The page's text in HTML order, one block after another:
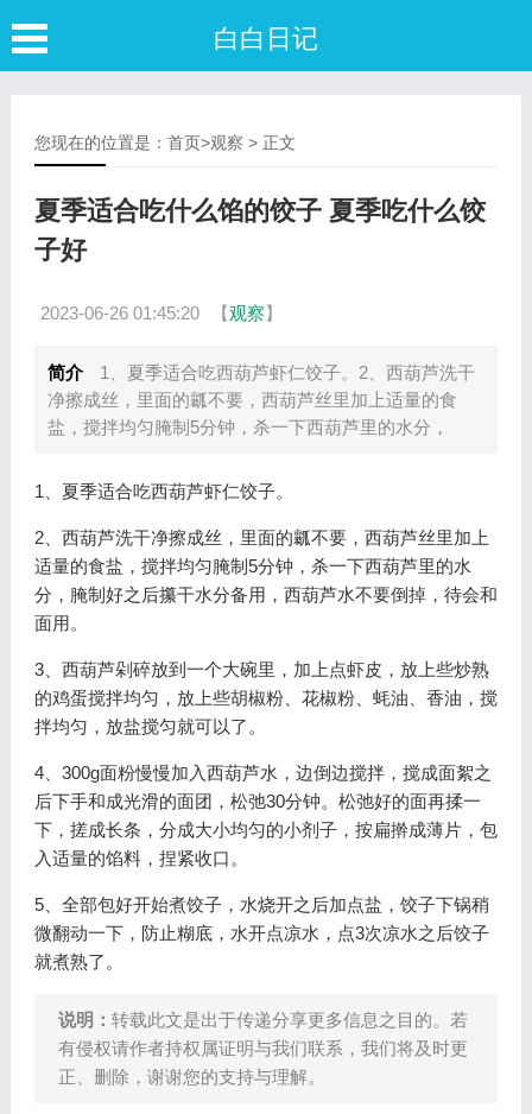
白白日记
您现在的位置是： 首页>观察 > 正文
夏季适合吃什么馅的饺子 夏季吃什么饺
子好
2023-06-26 01:45:20 【观察】
简介
1、夏季适合吃西葫芦虾仁饺子。2、西葫芦洗干
净擦成丝，里面的瓤不要，西葫芦丝里加上适量的食
盐，搅拌均匀腌制5分钟，杀一下西葫芦里的水分，
1、夏季适合吃西葫芦虾仁饺子。
2、西葫芦洗干净擦成丝，里面的瓤不要，西葫芦丝里加上
适量的食盐，搅拌均匀腌制5分钟，杀一下西葫芦里的水
分，腌制好之后攥干水分备用，西葫芦水不要倒掉，待会和
面用。
3、西葫芦剁碎放到一个大碗里，加上点虾皮，放上些炒熟
的鸡蛋搅拌均匀，放上些胡椒粉、花椒粉、蚝油、香油，搅
拌均匀，放盐搅匀就可以了。
4、300g面粉慢慢加入西葫芦水，边倒边搅拌，搅成面絮之
后下手和成光滑的面团，松弛30分钟。松弛好的面再揉一
下，搓成长条，分成大小均匀的小剂子，按扁擀成薄片，包
入适量的馅料，捏紧收口。
5、全部包好开始煮饺子，水烧开之后加点盐，饺子下锅稍
微翻动一下，防止糊底，水开点凉水，点3次凉水之后饺子
就煮熟了。
说明： 转载此文是出于传递分享更多信息之目的。若
有侵权请作者持权属证明与我们联系，我们将及时更
正、删除，谢谢您的支持与理解。